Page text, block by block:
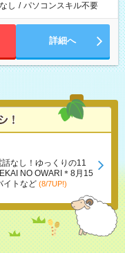
し / パソコンスキル不要
詳細へ
話なし！ゆっくりの11
NO OWARI＊8月15
イトなど (8/7UP!)